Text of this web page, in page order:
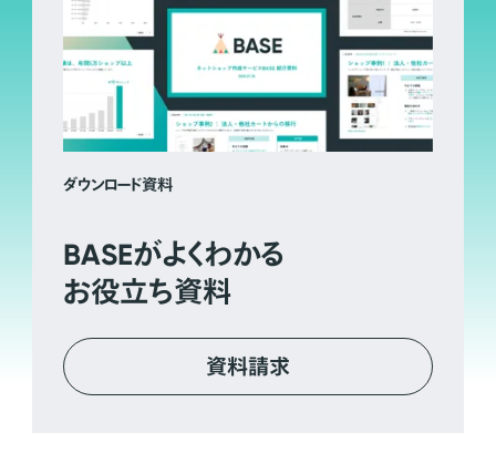
ダウンロード資料
BASEがよくわかる
お役立ち資料
資料請求